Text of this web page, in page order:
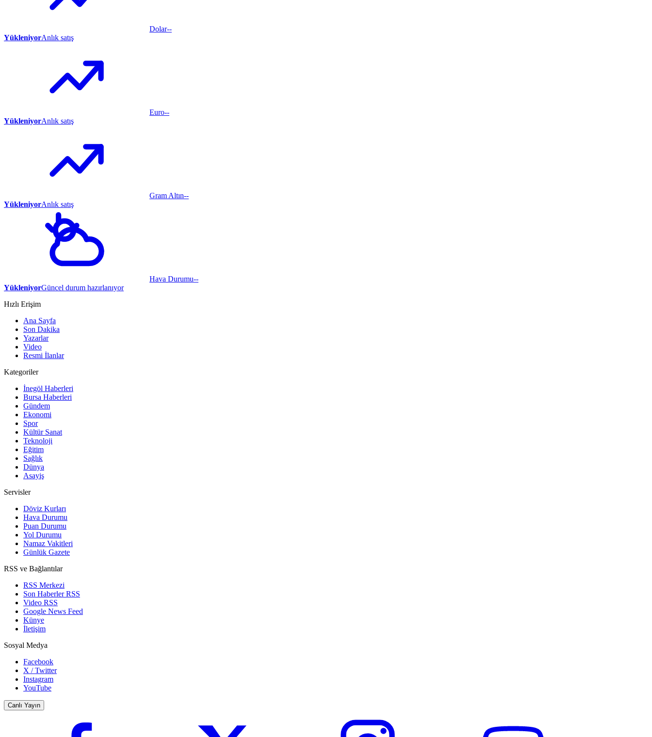
Dolar--
YükleniyorAnlık satış
Euro--
YükleniyorAnlık satış
Gram Altın--
YükleniyorAnlık satış
Hava Durumu--
YükleniyorGüncel durum hazırlanıyor
Hızlı Erişim
Ana Sayfa
Son Dakika
Yazarlar
Video
Resmi İlanlar
Kategoriler
İnegöl Haberleri
Bursa Haberleri
Gündem
Ekonomi
Spor
Kültür Sanat
Teknoloji
Eğitim
Sağlık
Dünya
Asayiş
Servisler
Döviz Kurları
Hava Durumu
Puan Durumu
Yol Durumu
Namaz Vakitleri
Günlük Gazete
RSS ve Bağlantılar
RSS Merkezi
Son Haberler RSS
Video RSS
Google News Feed
Künye
İletişim
Sosyal Medya
Facebook
X / Twitter
Instagram
YouTube
Canlı Yayın